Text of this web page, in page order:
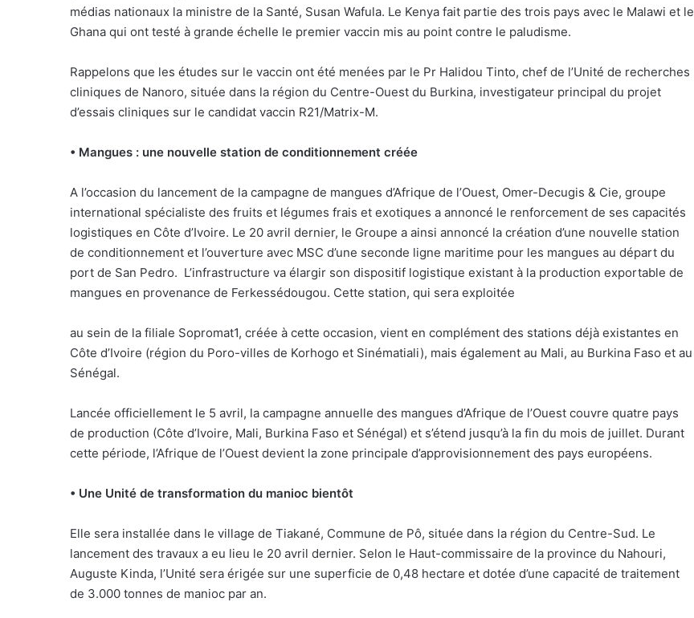
médias nationaux la ministre de la Santé, Susan Wafula. Le Kenya fait partie des trois pays avec le Malawi et le
Ghana qui ont testé à grande échelle le premier vaccin mis au point contre le paludisme.
Rappelons que les études sur le vaccin ont été menées par le Pr Halidou Tinto, chef de l’Unité de recherches
cliniques de Nanoro, située dans la région du Centre-Ouest du Burkina, investigateur principal du projet
d’essais cliniques sur le candidat vaccin R21/Matrix-M.
• Mangues : une nouvelle station de conditionnement créée
A l’occasion du lancement de la campagne de mangues d’Afrique de l’Ouest, Omer-Decugis & Cie, groupe
international spécialiste des fruits et légumes frais et exotiques a annoncé le renforcement de ses capacités
logistiques en Côte d’Ivoire. Le 20 avril dernier, le Groupe a ainsi annoncé la création d’une nouvelle station
de conditionnement et l’ouverture avec MSC d’une seconde ligne maritime pour les mangues au départ du
port de San Pedro. L’infrastructure va élargir son dispositif logistique existant à la production exportable de
mangues en provenance de Ferkessédougou. Cette station, qui sera exploitée
au sein de la filiale Sopromat1, créée à cette occasion, vient en complément des stations déjà existantes en
Côte d’Ivoire (région du Poro-villes de Korhogo et Sinématiali), mais également au Mali, au Burkina Faso et au
Sénégal.
Lancée officiellement le 5 avril, la campagne annuelle des mangues d’Afrique de l’Ouest couvre quatre pays
de production (Côte d’Ivoire, Mali, Burkina Faso et Sénégal) et s’étend jusqu’à la fin du mois de juillet. Durant
cette période, l’Afrique de l’Ouest devient la zone principale d’approvisionnement des pays européens.
• Une Unité de transformation du manioc bientôt
Elle sera installée dans le village de Tiakané, Commune de Pô, située dans la région du Centre-Sud. Le
lancement des travaux a eu lieu le 20 avril dernier. Selon le Haut-commissaire de la province du Nahouri,
Auguste Kinda, l’Unité sera érigée sur une superficie de 0,48 hectare et dotée d’une capacité de traitement
de 3.000 tonnes de manioc par an.